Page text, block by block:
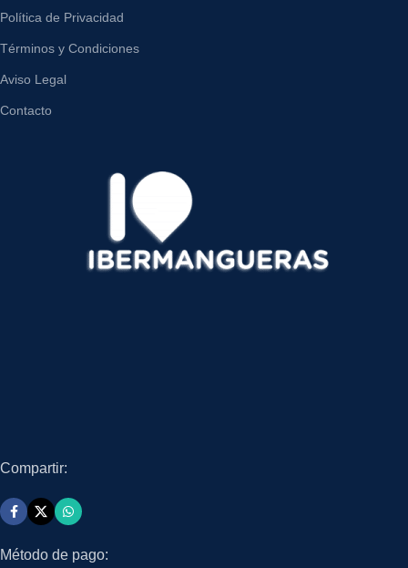
Política de Privacidad
Términos y Condiciones
Aviso Legal
Contacto
Compartir:
Método de pago: